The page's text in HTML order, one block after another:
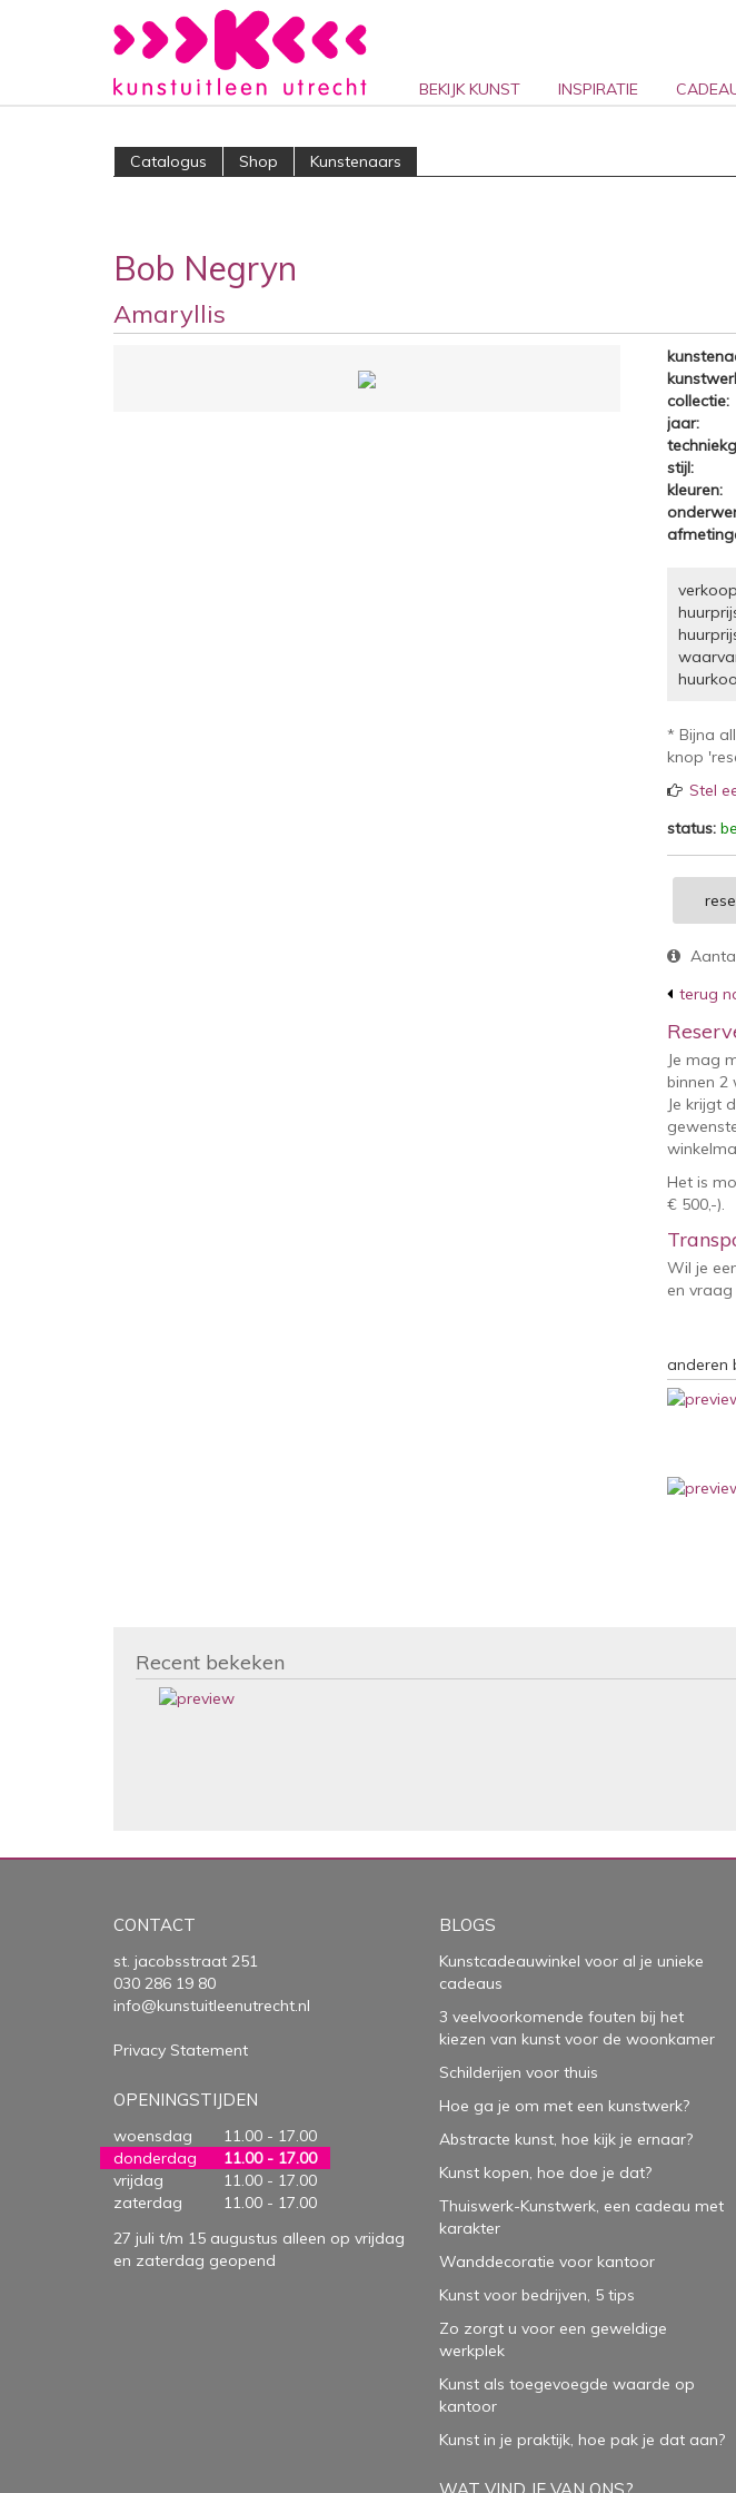
BEKIJK KUNST INSPIRATIE
Catalogus Shop Kunstenaars
Bob Negryn
Amaryllis
collectie:
jaar:
stijl:
kleuren:
* Bijna
knop
Stel
status:
terug
Je mag
binnen 2
Je krijgt
Het is
€ 500,-).
Wil je
en vraag
anderen
Recent bekeken
CONTACT
st. jacobsstraat 251
030 286 19 80
info@kunstuitleenutrecht.nl
Privacy Statement
OPENINGSTIJDEN
woensdag
11.00 - 17.00
donderdag
11.00 - 17.00
vrijdag
11.00 - 17.00
zaterdag
11.00 - 17.00
27 juli t/m 15 augustus alleen op vrijdag
en zaterdag geopend
BLOGS
Kunstcadeauwinkel voor al je unieke
cadeaus
3 veelvoorkomende fouten bij het
kiezen van kunst voor de woonkamer
Schilderijen voor thuis
Hoe ga je om met een kunstwerk?
Abstracte kunst, hoe kijk je ernaar?
Kunst kopen, hoe doe je dat?
Thuiswerk-Kunstwerk, een cadeau met
karakter
Wanddecoratie voor kantoor
Kunst voor bedrijven, 5 tips
Zo zorgt u voor een geweldige
werkplek
Kunst als toegevoegde waarde op
kantoor
Kunst in je praktijk, hoe pak je dat aan?
WAT VIND JE VAN ONS?